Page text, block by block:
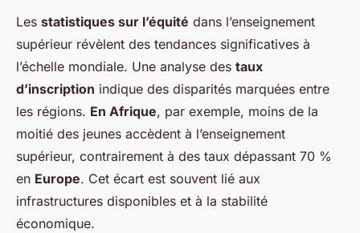
Les statistiques sur l’équité dans l’enseignement
supérieur révèlent des tendances significatives à
l’échelle mondiale. Une analyse des taux
d’inscription indique des disparités marquées entre
les régions. En Afrique, par exemple, moins de la
moitié des jeunes accèdent à l’enseignement
supérieur, contrairement à des taux dépassant 70 %
en Europe. Cet écart est souvent lié aux
infrastructures disponibles et à la stabilité
économique.